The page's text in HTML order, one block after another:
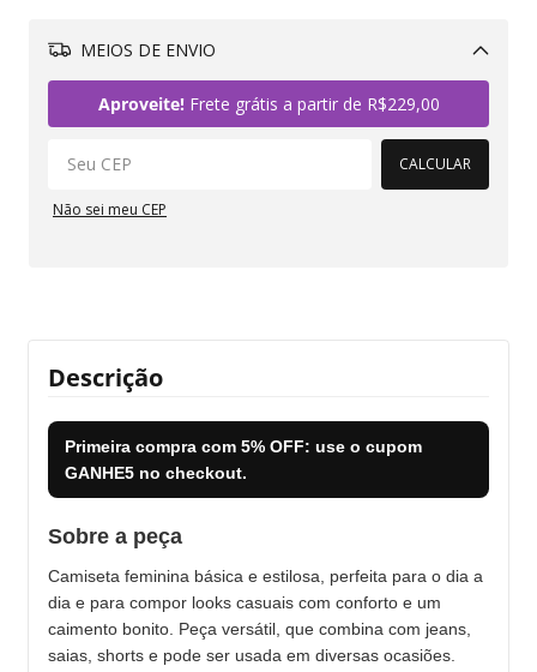
MEIOS DE ENVIO
Aproveite!Frete grátis a partir de R$229,00
CALCULAR
Não sei meu CEP
Descrição
Primeira compra com 5% OFF: use o cupom
GANHE5 no checkout.
Sobre a peça
Camiseta feminina básica e estilosa, perfeita para o dia a
dia e para compor looks casuais com conforto e um
caimento bonito. Peça versátil, que combina com jeans,
saias, shorts e pode ser usada em diversas ocasiões.